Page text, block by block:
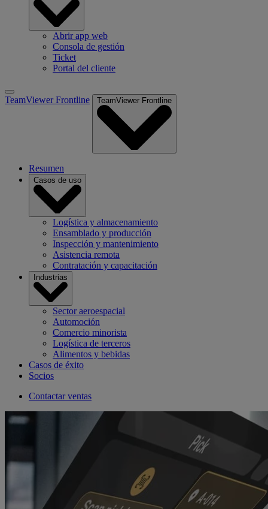
Abrir app web
Consola de gestión
Ticket
Portal del cliente
TeamViewer Frontline TeamViewer Frontline
Resumen
Casos de uso
Logística y almacenamiento
Ensamblado y producción
Inspección y mantenimiento
Asistencia remota
Contratación y capacitación
Industrias
Sector aeroespacial
Automoción
Comercio minorista
Logística de terceros
Alimentos y bebidas
Casos de éxito
Socios
Contactar ventas